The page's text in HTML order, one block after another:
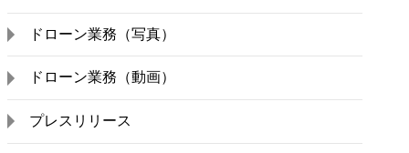
ドローン業務（写真）
ドローン業務（動画）
プレスリリース